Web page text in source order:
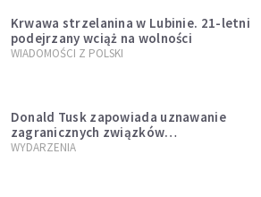
Krwawa strzelanina w Lubinie. 21-letni
podejrzany wciąż na wolności
WIADOMOŚCI Z POLSKI
Donald Tusk zapowiada uznawanie
zagranicznych związków
jednopłciowych. "Państwo oblało ten
WYDARZENIA